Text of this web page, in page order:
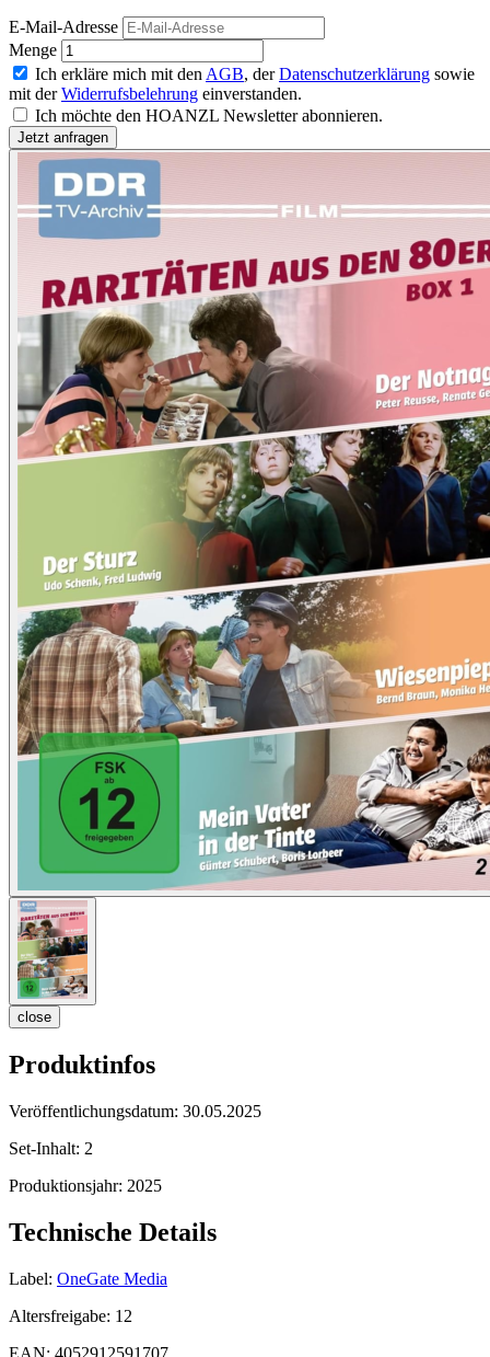
E-Mail-Adresse
Menge
Ich erkläre mich mit den AGB, derDatenschutzerklärung sowie
mit derWiderrufsbelehrung einverstanden.
Ich möchte den HOANZL Newsletter abonnieren.
close
Produktinfos
Veröffentlichungsdatum: 30.05.2025
Set-Inhalt: 2
Produktionsjahr: 2025
Technische Details
Label: OneGate Media
Altersfreigabe: 12
EAN: 4052912591707